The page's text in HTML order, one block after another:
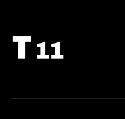
T 11